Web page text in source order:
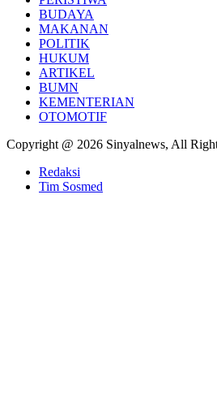
BUDAYA
MAKANAN
POLITIK
HUKUM
ARTIKEL
BUMN
KEMENTERIAN
OTOMOTIF
Copyright @ 2026 Sinyalnews, All
Redaksi
Tim Sosmed